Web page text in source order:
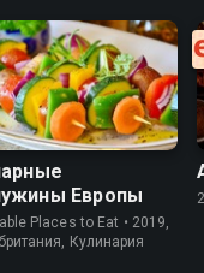
Европы
Places to Eat • 2019,
Кулинария